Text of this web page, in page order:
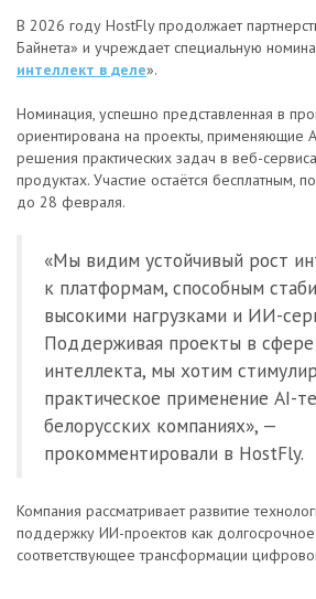
В 2026 году HostFly продолжает
Байнета» и учреждает специальную
интеллект в деле».
Номинация, успешно представленная в
ориентирована на проекты, применяющие
решения практических задач в веб-
продуктах. Участие остаётся бесплатным,
до 28 февраля.
«Мы видим устойчивый рост
к платформам, способным
высокими нагрузками и ИИ-
Поддерживая проекты в сфере
интеллекта, мы хотим
практическое применение AI-
белорусских компаниях», —
прокомментировали в HostFly.
Компания рассматривает развитие
поддержку ИИ-проектов как
соответствующее трансформации